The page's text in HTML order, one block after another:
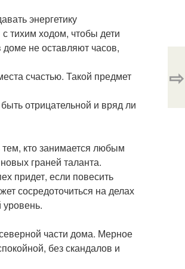
энергетику
тихим ходом, чтобы дети
не оставляют часов,
счастью. Такой предмет
отрицательной и вряд ли
кто занимается любым
граней таланта.
придет, если повесить
сосредоточиться на делах
части дома. Мерное
без скандалов и
⇨